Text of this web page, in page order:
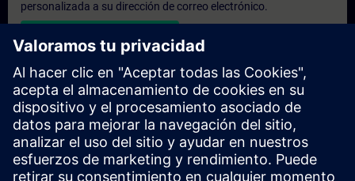
personalizada a su dirección de correo electrónico.
Enviar una oferta personal
Solicitar presupuesto exclusivo
¿Necesita una formación más especializada y busca un
presupuesto para una formación exclusiva, ya sea presencial,
virtual o en un centro de formación SITRAIN? Tras facilitarnos
sus datos personales y sus necesidades formativas, le